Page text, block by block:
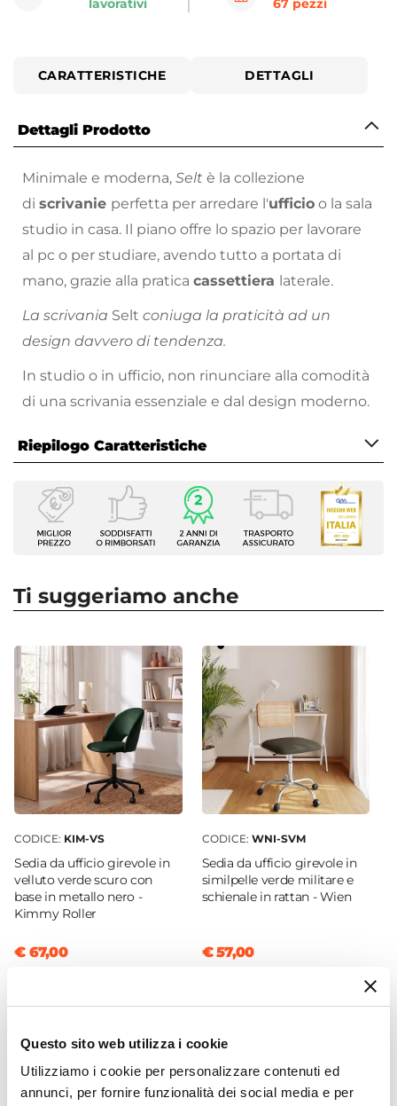
Questo sito web utilizza i cookie
Utilizziamo i cookie per personalizzare contenuti ed
annunci, per fornire funzionalità dei social media e per
lavorativi
67 pezzi
CARATTERISTICHE DETTAGLI
Dettagli Prodotto
Minimale e moderna, Selt è la collezione
di scrivanie perfetta per arredare l'ufficio o la sala
studio in casa. Il piano offre lo spazio per lavorare
al pc o per studiare, avendo tutto a portata di
mano, grazie alla pratica cassettiera laterale.
La scrivania Selt coniuga la praticità ad un
design davvero di tendenza.
In studio o in ufficio, non rinunciare alla comodità
di una scrivania essenziale e dal design moderno.
Riepilogo Caratteristiche
Caratteristiche
Tipologia
Scrivania ad angolo
Larghezza
Profondità
50 cm
Altezza
75 cm
Colore Piano
Rovere wotan
Colore Struttura
Legno nobilitato
Materiale Struttura
Legno nobilitato
Struttura
Spessore Piano
25 mm
Numero Cassetti
Ti suggeriamo anche
CODICE: KIM-VS
Sedia da ufficio girevole in
velluto verde scuro con
base in metallo nero -
Kimmy Roller
€ 67,00
CODICE: WNI-SVM
Sedia da ufficio girevole in
similpelle verde militare e
schienale in rattan - Wien
€ 57,00